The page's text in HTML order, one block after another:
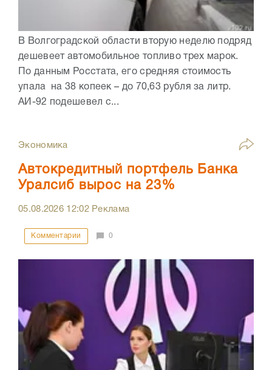
В Волгоградской области вторую неделю подряд
дешевеет автомобильное топливо трех марок.
По данным Росстата, его средняя стоимость
упала на 38 копеек – до 70,63 рубля за литр.
АИ-92 подешевел с...
Экономика
Автокредитный портфель Банка
Уралсиб вырос на 23%
05.08.2026 12:02Реклама
Комментарии 0